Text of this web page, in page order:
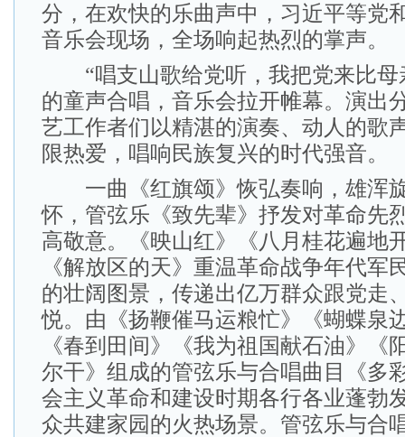
分，在欢快的乐曲声中，习近平等党
音乐会现场，全场响起热烈的掌声。
“唱支山歌给党听，我把党来比
的童声合唱，音乐会拉开帷幕。演出
艺工作者们以精湛的演奏、动人的歌
限热爱，唱响民族复兴的时代强音。
一曲《红旗颂》恢弘奏响，雄浑
怀，管弦乐《致先辈》抒发对革命先
高敬意。《映山红》《八月桂花遍地
《解放区的天》重温革命战争年代军
的壮阔图景，传递出亿万群众跟党走
悦。由《扬鞭催马运粮忙》《蝴蝶泉
《春到田间》《我为祖国献石油》《
尔干》组成的管弦乐与合唱曲目《多
会主义革命和建设时期各行各业蓬勃
众共建家园的火热场景。管弦乐与合